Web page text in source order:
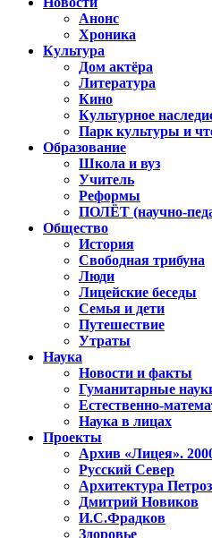
Анонс
Хроника
Культура
Дом актёра
Литература
Кино
Культурное
Парк культуры и
Образование
Школа и вуз
Учитель
Реформы
ПОЛЁТ (научно-
Общество
История
Свободная трибуна
Люди
Лицейские беседы
Семья и дети
Путешествие
Утраты
Наука
Новости и факты
Гуманитарные
Естественно-
Наука в лицах
Проекты
Архив «Лицея».
Русский Север
Архитектура
Дмитрий Новиков
И.С.Фрадков
Здоровье